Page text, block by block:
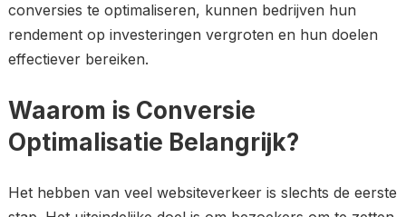
conversies te optimaliseren, kunnen bedrijven hun
rendement op investeringen vergroten en hun doelen
effectiever bereiken.
Waarom is Conversie
Optimalisatie Belangrijk?
Het hebben van veel websiteverkeer is slechts de eerste